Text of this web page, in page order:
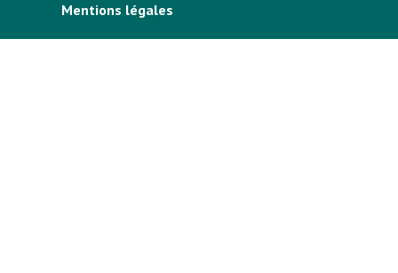
Mentions légales